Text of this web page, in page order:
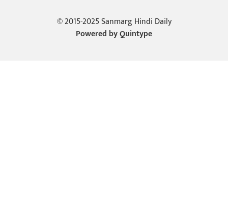
© 2015-2025 Sanmarg Hindi Daily
Powered byQuintype